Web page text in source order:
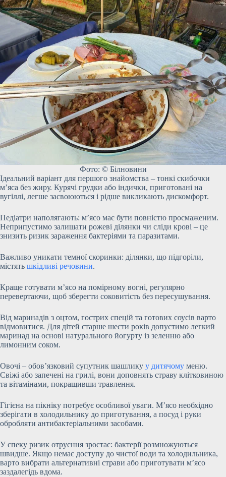
Фото: © Білновини
Ідеальний варіант для першого знайомства – тонкі скибочки
м’яса без жиру. Курячі грудки або індички, приготовані на
вугіллі, легше засвоюються і рідше викликають дискомфорт.
Педіатри наполягають: м’ясо має бути повністю просмаженим.
Неприпустимо залишати рожеві ділянки чи сліди крові – це
знизить ризик зараження бактеріями та паразитами.
Важливо уникати темної скоринки: ділянки, що підгоріли,
містять шкідливі речовини.
Краще готувати м’ясо на помірному вогні, регулярно
перевертаючи, щоб зберегти соковитість без пересушування.
Від маринадів з оцтом, гострих спецій та готових соусів варто
відмовитися. Для дітей старше шести років допустимо легкий
маринад на основі натурального йогурту із зеленню або
лимонним соком.
Овочі – обов’язковий супутник шашлику у дитячому меню.
Свіжі або запечені на грилі, вони доповнять страву клітковиною
та вітамінами, покращивши травлення.
Гігієна на пікніку потребує особливої уваги. М’ясо необхідно
зберігати в холодильнику до приготування, а посуд і руки
обробляти антибактеріальними засобами.
У спеку ризик отруєння зростає: бактерії розмножуються
швидше. Якщо немає доступу до чистої води та холодильника,
варто вибрати альтернативні страви або приготувати м’ясо
заздалегідь вдома.